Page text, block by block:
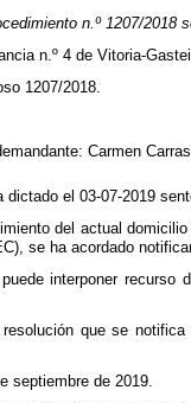
n.º 1207/2018
n.º 4 de Vitoria-
1207/2018.
Carmen
dictado el 03-07-2019
del actual
se ha acordado
interponer
que se
septiembre de 2019.